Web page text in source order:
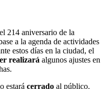
214 aniversario de la
a la agenda de actividades
estos días en la ciudad, el
realizará algunos ajustes en
estará cerrado al público.